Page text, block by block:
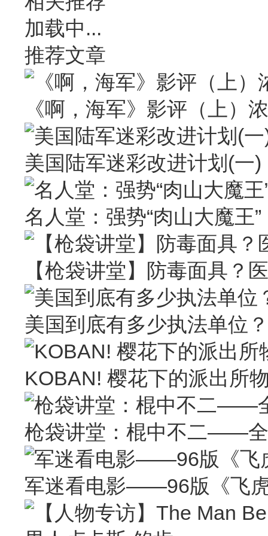
加载中...
推荐文章
《啊，海军》影评（上）
美国陆军迷彩改进计划(一)
名人堂：强势“肉山大魔王
【枪袋讲堂】防毒面具？
美国到底有多少执法单位
KOBAN! 樱花下的派出所
枪袋讲堂：棍中不二——
军迷看电影——96版《飞